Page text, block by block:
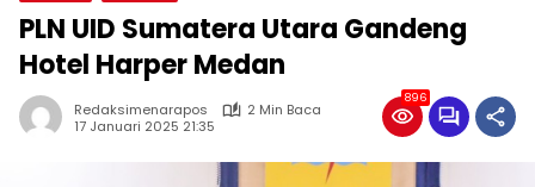
PLN UID Sumatera Utara Gandeng
Hotel Harper Medan
Redaksimenarapos
2 Min Baca
17 Januari 2025 21:35
896